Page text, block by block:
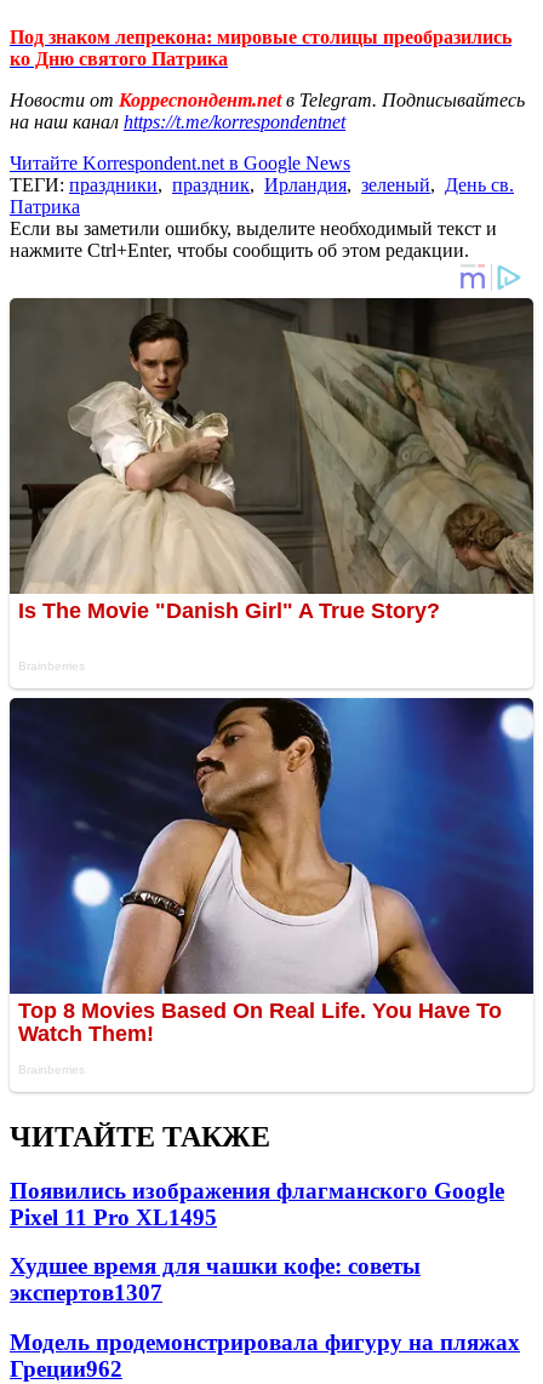
Под знаком лепрекона: мировые столицы преобразились
ко Дню святого Патрика
Новости от Корреспондент.netв Telegram. Подписывайтесь
на наш канал https://t.me/korrespondentnet
Читайте Korrespondent.net в Google News
ТЕГИ: праздники, праздник, Ирландия, зеленый, День св.
Патрика
Если вы заметили ошибку, выделите необходимый текст и
нажмите Ctrl+Enter, чтобы сообщить об этом редакции.
ЧИТАЙТЕ ТАКЖЕ
Появились изображения флагманского Google
Pixel 11 Pro XL1495
Худшее время для чашки кофе: советы
экспертов1307
Модель продемонстрировала фигуру на пляжах
Греции962